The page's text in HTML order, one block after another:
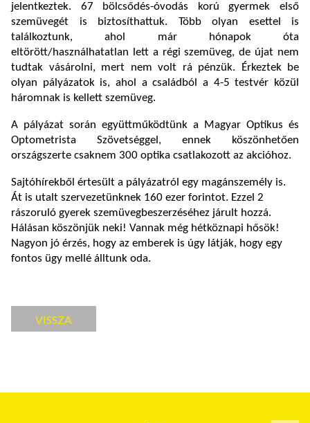
jelentkeztek. 67 bölcsődés-óvodás korú gyermek első
szemüvegét is biztosíthattuk. Több olyan esettel is
találkoztunk, ahol már hónapok óta
eltörött/használhatatlan lett a régi szemüveg, de újat nem
tudtak vásárolni, mert nem volt rá pénzük. Érkeztek be
olyan pályázatok is, ahol a családból a 4-5 testvér közül
háromnak is kellett szemüveg.
A pályázat során együttműködtünk a Magyar Optikus és
Optometrista Szövetséggel, ennek köszönhetően
országszerte csaknem 300 optika csatlakozott az akcióhoz.
Sajtóhírekből értesült a pályázatról egy magánszemély is.
Át is utalt szervezetünknek 160 ezer forintot. Ezzel 2
rászoruló gyerek szemüvegbeszerzéséhez járult hozzá.
Hálásan köszönjük neki! Vannak még hétköznapi hősök!
Nagyon jó érzés, hogy az emberek is úgy látják, hogy egy
fontos ügy mellé álltunk oda.
VISSZA